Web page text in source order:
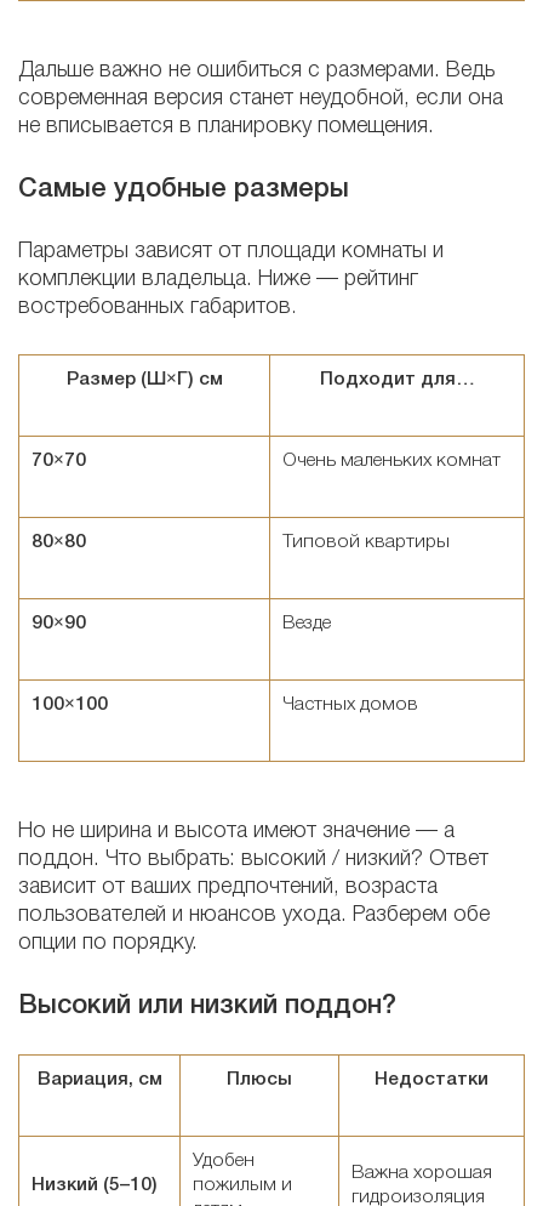
Дальше важно не ошибиться с размерами. Ведь
современная версия станет неудобной, если она
не вписывается в планировку помещения.
Самые удобные размеры
Параметры зависят от площади комнаты и
комплекции владельца. Ниже — рейтинг
востребованных габаритов .
Размер (Ш×Г) см Подходит для…
70×70 Очень маленьких комнат
80×80 Типовой квартиры
90×90 Везде
100×100 Частных домов
Но не ширина и высота имеют значение — а
поддон. Что выбрать: высокий / низкий? Ответ
зависит от ваших предпочтений, возраста
пользователей и нюансов ухода. Разберем обе
опции по порядку.
Высокий или низкий поддон?
Вариация, см Плюсы Недостатки
Низкий (5–10)
Удобен
пожилым и
Важна хорошая
гидроизоляция